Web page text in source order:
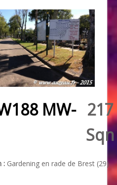
MW- 217
Sqn
: Gardening en rade de Brest (29)